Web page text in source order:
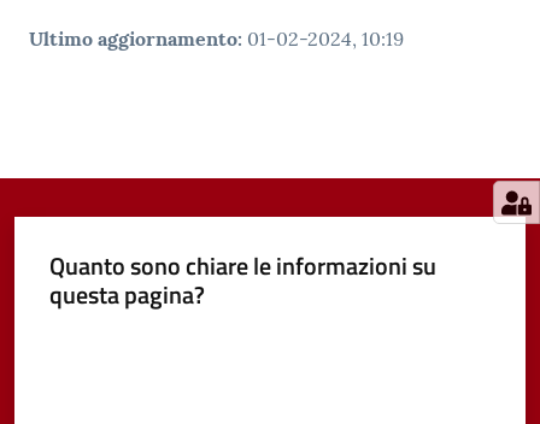
Ultimo aggiornamento: 01-02-2024, 10:19
Quanto sono chiare le informazioni su
questa pagina?